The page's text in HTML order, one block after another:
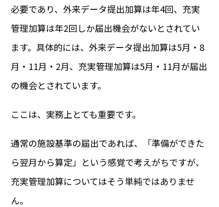
必要であり、外来データ提出加算は年4回、充実
管理加算は年2回しか届出機会がないとされてい
ます。具体的には、外来データ提出加算は5月・8
月・11月・2月、充実管理加算は5月・11月が届出
の機会とされています。
ここは、実務上とても重要です。
通常の施設基準の届出であれば、「準備ができた
ら翌月から算定」という感覚で考えがちですが、
充実管理加算についてはそう単純ではありませ
ん。